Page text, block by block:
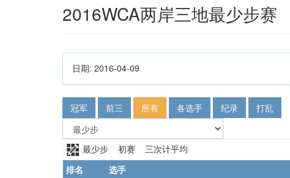
2016WCA两岸三地最少步赛
日期: 2016-04-09
冠军 前三 所有 各选手 纪录 打乱
最少步 初赛 三次计平均
排名
选手